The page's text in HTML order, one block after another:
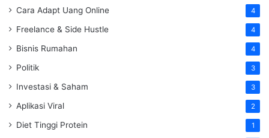
Cara Adapt Uang Online 4
Freelance & Side Hustle 4
Bisnis Rumahan 4
Politik 3
Investasi & Saham 3
Aplikasi Viral 2
Diet Tinggi Protein 1